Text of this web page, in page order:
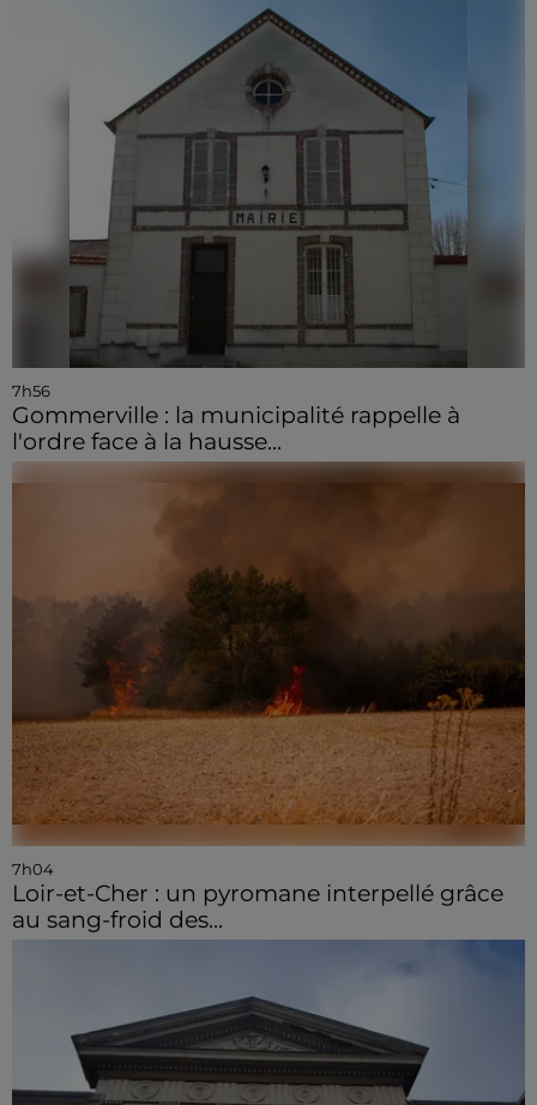
7h56
Gommerville : la municipalité rappelle à
l'ordre face à la hausse...
7h04
Loir-et-Cher : un pyromane interpellé grâce
au sang-froid des...